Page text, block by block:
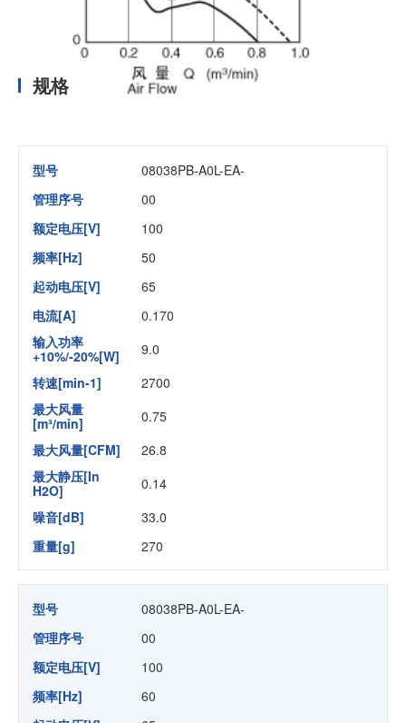
规格
型号
08038PB-A0L-EA-
管理序号
00
额定电压[V]
100
频率[Hz]
50
起动电压[V]
65
电流[A]
0.170
输入功率
+10%/-20%[W]
9.0
转速[min-1]
2700
最大风量
[m³/min]
0.75
最大风量[CFM]
26.8
最大静压[In
H2O]
0.14
噪音[dB]
33.0
重量[g]
270
型号
08038PB-A0L-EA-
管理序号
00
额定电压[V]
100
频率[Hz]
60